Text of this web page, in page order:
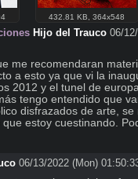
432.81 KB,364x548
Hijo del Trauco 06/
me recomendaran
a esto ya que vi la
2012 y el tunel de
tengo entendido que
disfrazados de arte, se
estoy cuestinando.
06/13/2022 (Mon)